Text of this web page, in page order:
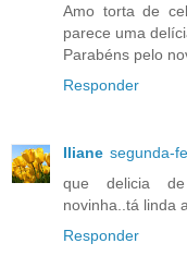
Amo torta de
parece uma
Parabéns pelo
Responder
Iliane segunda-
que delicia de
novinha..tá linda
Responder